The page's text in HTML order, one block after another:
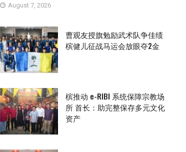
August 7, 2026
曹观友授旗勉励武术队争佳绩
槟健儿征战马运会放眼夺2金
槟推动 e-RIBI 系统保障宗教场
所 首长：助完整保存多元文化
资产